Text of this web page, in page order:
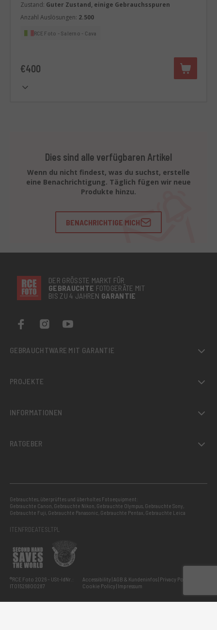
Zustand: Guter Zustand, einige Gebrauchsspuren
Anzahl Auslösungen: 2.500
RCE Foto - Salerno - Cava
€400
Dies sind alle verfügbaren Artikel
Wenn du nicht findest, was du suchst, erstelle
eine Benachrichtigung. Täglich fügen wir neue
Produkte hinzu.
BENACHRICHTIGE MICH
DER GRÖSSTE MARKT FÜR
GEBRAUCHTE FOTOGERÄTE MIT
BIS ZU 4 JAHREN GARANTIE
GEBRAUCHTWARE MIT GARANTIE
PROJEKTE
INFORMATIONEN
RATGEBER
Gebrauchtes, überprüftes und überholtes Fotoequipment:
Gebrauchte Canon, Gebrauchte Nikon, Gebrauchte Olympus, Gebrauchte Sony,
Gebrauchte Fuji, Gebrauchte Panasonic, Gebrauchte Pentax, Gebrauchte Leica
ITENFRDEATESLTPL
®RCE Foto 2026 – USt-IdNr.:
IT01526800287
Accessibility AGB & Kundeninfos Privacy Policy
Cookie Policy Impressum